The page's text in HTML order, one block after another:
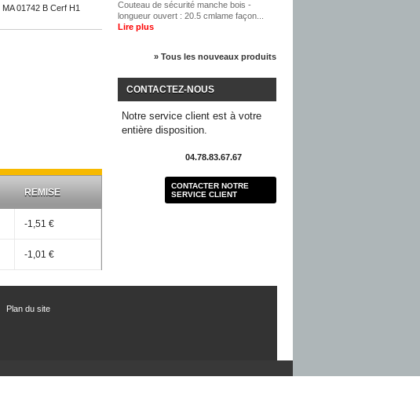
MA 01742 B Cerf H1
REMISE
-1,51 €
-1,01 €
Couteau de sécurité manche bois -
longueur ouvert : 20.5 cmlame façon...
Lire plus
» Tous les nouveaux produits
CONTACTEZ-NOUS
Notre service client est à votre
entière disposition.
04.78.83.67.67
CONTACTER NOTRE
SERVICE CLIENT
Plan du site